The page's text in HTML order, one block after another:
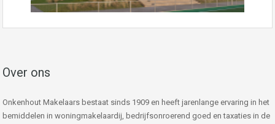
Over ons
Onkenhout Makelaars bestaat sinds 1909 en heeft jarenlange ervaring in het
bemiddelen in woningmakelaardij, bedrijfsonroerend goed en taxaties in de